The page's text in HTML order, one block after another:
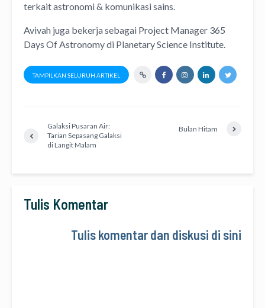
terkait astronomi & komunikasi sains.
Avivah juga bekerja sebagai Project Manager 365
Days Of Astronomydi Planetary Science Institute.
TAMPILKAN SELURUH ARTIKEL
Galaksi Pusaran Air:
Tarian Sepasang Galaksi
di Langit Malam
Bulan Hitam
Tulis Komentar
Tulis komentar dan diskusi di sini